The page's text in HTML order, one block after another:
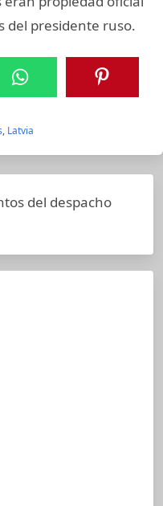
del presidente ruso.
, Latvia
del despacho